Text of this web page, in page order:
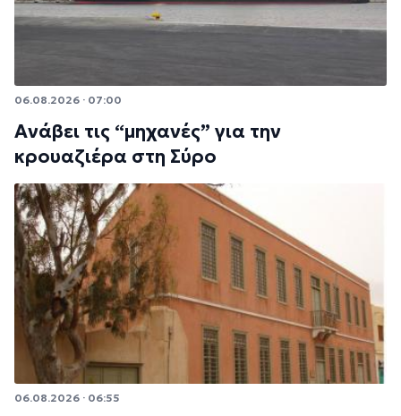
06.08.2026 · 07:00
Ανάβει τις “μηχανές” για την
κρουαζιέρα στη Σύρο
06.08.2026 · 06:55